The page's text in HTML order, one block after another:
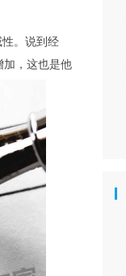
。说到经
加，这也是他